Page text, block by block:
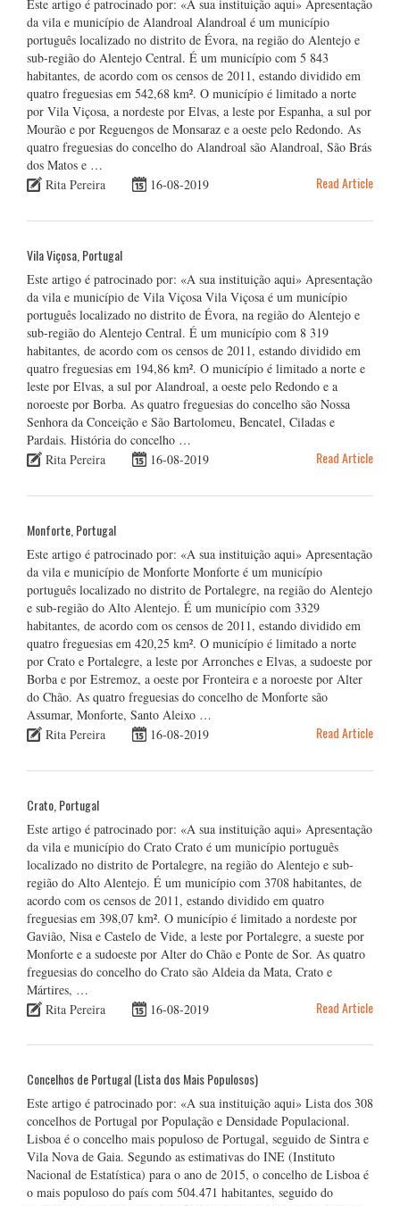
Este artigo é patrocinado por: «A sua instituição aqui» Apresentação
da vila e município de Alandroal Alandroal é um município
português localizado no distrito de Évora, na região do Alentejo e
sub-região do Alentejo Central. É um município com 5 843
habitantes, de acordo com os censos de 2011, estando dividido em
quatro freguesias em 542,68 km². O município é limitado a norte
por Vila Viçosa, a nordeste por Elvas, a leste por Espanha, a sul por
Mourão e por Reguengos de Monsaraz e a oeste pelo Redondo. As
quatro freguesias do concelho do Alandroal são Alandroal, São Brás
dos Matos e …
Rita Pereira
16-08-2019 Read Article
Vila Viçosa, Portugal
Este artigo é patrocinado por: «A sua instituição aqui» Apresentação
da vila e município de Vila Viçosa Vila Viçosa é um município
português localizado no distrito de Évora, na região do Alentejo e
sub-região do Alentejo Central. É um município com 8 319
habitantes, de acordo com os censos de 2011, estando dividido em
quatro freguesias em 194,86 km². O município é limitado a norte e
leste por Elvas, a sul por Alandroal, a oeste pelo Redondo e a
noroeste por Borba. As quatro freguesias do concelho são Nossa
Senhora da Conceição e São Bartolomeu, Bencatel, Ciladas e
Pardais. História do concelho …
Rita Pereira
16-08-2019 Read Article
Monforte, Portugal
Este artigo é patrocinado por: «A sua instituição aqui» Apresentação
da vila e município de Monforte Monforte é um município
português localizado no distrito de Portalegre, na região do Alentejo
e sub-região do Alto Alentejo. É um município com 3329
habitantes, de acordo com os censos de 2011, estando dividido em
quatro freguesias em 420,25 km². O município é limitado a norte
por Crato e Portalegre, a leste por Arronches e Elvas, a sudoeste por
Borba e por Estremoz, a oeste por Fronteira e a noroeste por Alter
do Chão. As quatro freguesias do concelho de Monforte são
Assumar, Monforte, Santo Aleixo …
Rita Pereira
16-08-2019 Read Article
Crato, Portugal
Este artigo é patrocinado por: «A sua instituição aqui» Apresentação
da vila e município do Crato Crato é um município português
localizado no distrito de Portalegre, na região do Alentejo e sub-
região do Alto Alentejo. É um município com 3708 habitantes, de
acordo com os censos de 2011, estando dividido em quatro
freguesias em 398,07 km². O município é limitado a nordeste por
Gavião, Nisa e Castelo de Vide, a leste por Portalegre, a sueste por
Monforte e a sudoeste por Alter do Chão e Ponte de Sor. As quatro
freguesias do concelho do Crato são Aldeia da Mata, Crato e
Mártires, …
Rita Pereira
16-08-2019 Read Article
Concelhos de Portugal (Lista dos Mais Populosos)
Este artigo é patrocinado por: «A sua instituição aqui» Lista dos 308
concelhos de Portugal por População e Densidade Populacional.
Lisboa é o concelho mais populoso de Portugal, seguido de Sintra e
Vila Nova de Gaia. Segundo as estimativas do INE (Instituto
Nacional de Estatística) para o ano de 2015, o concelho de Lisboa é
o mais populoso do país com 504.471 habitantes, seguido do